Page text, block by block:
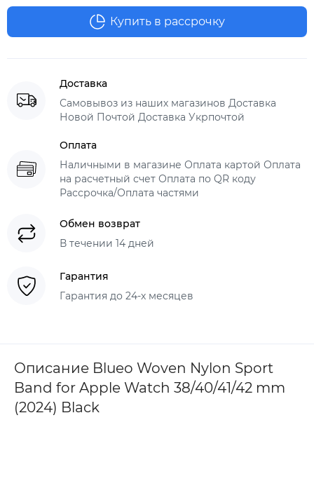
Купить в рассрочку
Доставка
Самовывоз из наших магазинов Доставка
Новой Почтой Доставка Укрпочтой
Оплата
Наличными в магазине Оплата картой Оплата
на расчетный счет Оплата по QR коду
Рассрочка/Оплата частями
Обмен возврат
В течении 14 дней
Гарантия
Гарантия до 24-х месяцев
Описание Blueo Woven Nylon Sport
Band for Apple Watch 38/40/41/42 mm
(2024) Black